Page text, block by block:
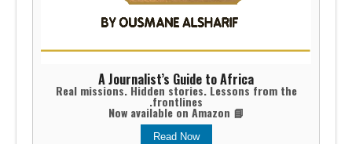
A Journalist’s Guide to Africa
Real missions. Hidden stories. Lessons from the
frontlines.
📘 Now available on Amazon
Read Now